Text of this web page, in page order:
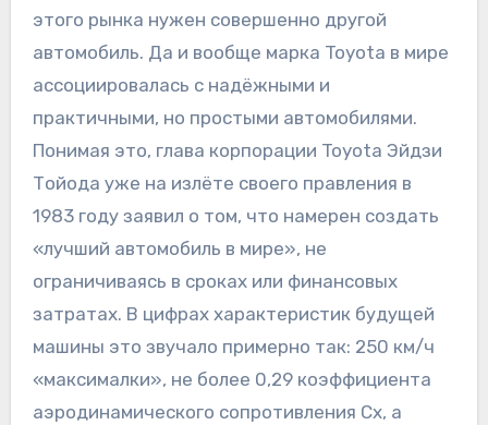
этого рынка нужен совершенно другой
автомобиль. Да и вообще марка Toyota в мире
ассоциировалась с надёжными и
практичными, но простыми автомобилями.
Понимая это, глава корпорации Toyota Эйдзи
Тойода уже на излёте своего правления в
1983 году заявил о том, что намерен создать
«лучший автомобиль в мире», не
ограничиваясь в сроках или финансовых
затратах. В цифрах характеристик будущей
машины это звучало примерно так: 250 км/ч
«максималки», не более 0,29 коэффициента
аэродинамического сопротивления Сх, а